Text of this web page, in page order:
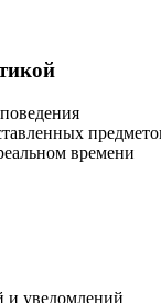
времени
и уведомлений